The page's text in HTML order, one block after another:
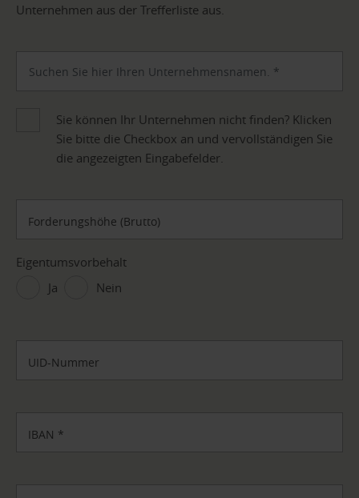
Unternehmen aus der Trefferliste aus.
Sie können Ihr Unternehmen nicht finden? Klicken
Sie bitte die Checkbox an und vervollständigen Sie
die angezeigten Eingabefelder.
Forderungshöhe (Brutto)
Eigentumsvorbehalt
Ja
Nein
UID-Nummer
IBAN *